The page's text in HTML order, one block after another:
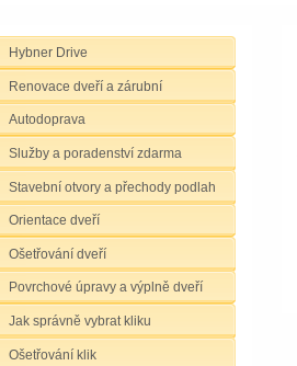
Hybner Drive
Renovace dveří a zárubní
Autodoprava
Služby a poradenství zdarma
Stavební otvory a přechody podlah
Orientace dveří
Ošetřování dveří
Povrchové úpravy a výplně dveří
Jak správně vybrat kliku
Ošetřování klik